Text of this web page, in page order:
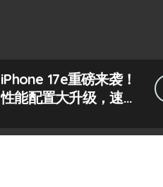
iPhone 17e重磅来袭！
性能配置大升级，速来